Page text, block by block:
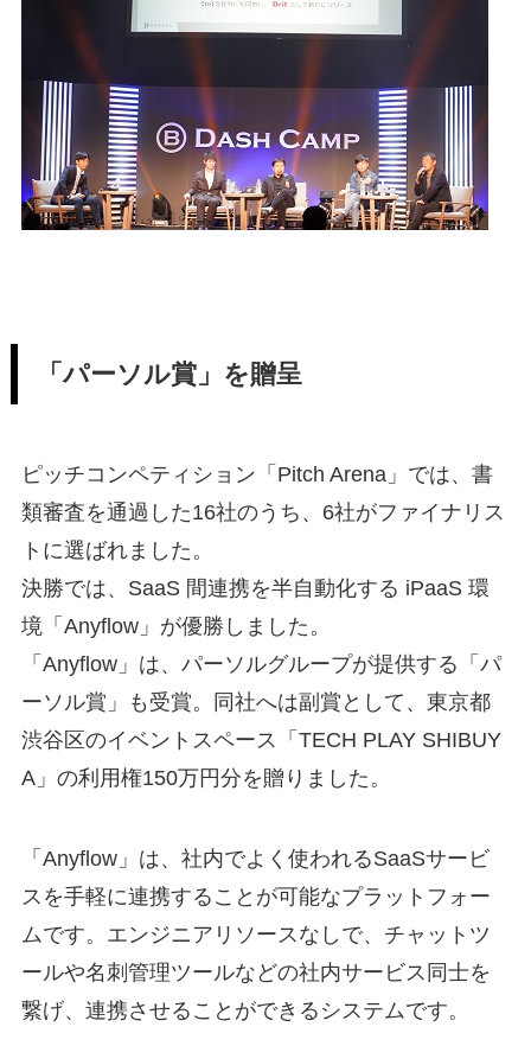
「パーソル賞」を贈呈
ピッチコンペティション「Pitch Arena」では、書
類審査を通過した16社のうち、6社がファイナリス
トに選ばれました。
決勝では、SaaS 間連携を半自動化する iPaaS 環
境「Anyflow」が優勝しました。
「Anyflow」は、パーソルグループが提供する「パ
ーソル賞」も受賞。同社へは副賞として、東京都
渋谷区のイベントスペース「TECH PLAY SHIBUY
A」の利用権150万円分を贈りました。
「Anyflow」は、社内でよく使われるSaaSサービ
スを手軽に連携することが可能なプラットフォー
ムです。エンジニアリソースなしで、チャットツ
ールや名刺管理ツールなどの社内サービス同士を
繋げ、連携させることができるシステムです。